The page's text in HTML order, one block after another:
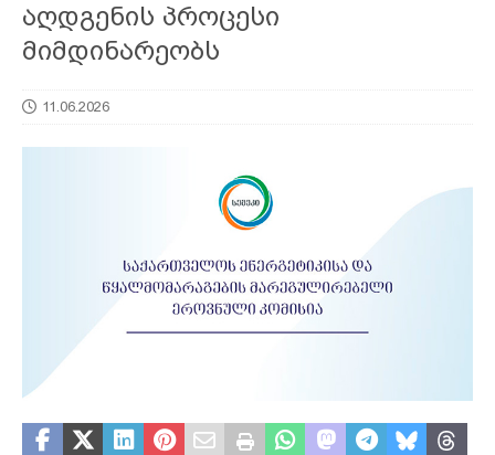
აღდგენის პროცესი
მიმდინარეობს
11.06.2026